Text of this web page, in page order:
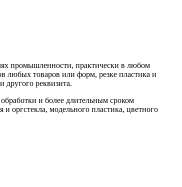
промышленности, практически в любом
любых товаров или форм, резке пластика и
другого реквизита.
и более длительным сроком
модельного пластика, цветного